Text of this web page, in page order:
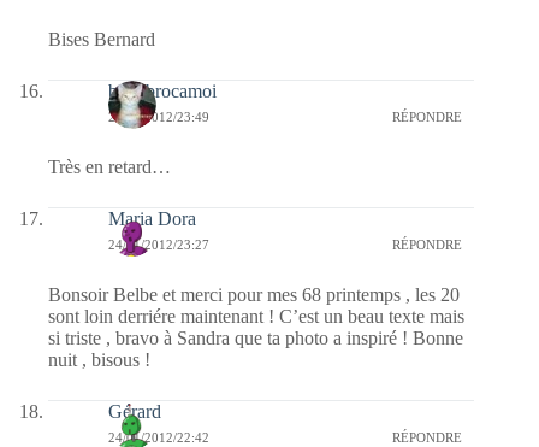
Bises Bernard
bricabrocamoi
24/01/2012/23:49 RÉPONDRE
Très en retard…
Maria Dora
24/01/2012/23:27 RÉPONDRE
Bonsoir Belbe et merci pour mes 68 printemps , les 20
sont loin derriére maintenant ! C’est un beau texte mais
si triste , bravo à Sandra que ta photo a inspiré ! Bonne
nuit , bisous !
Gérard
24/01/2012/22:42 RÉPONDRE